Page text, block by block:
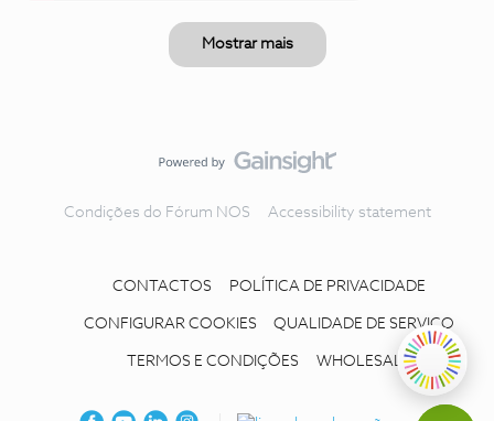
Mostrar mais
Condições do Fórum NOS Accessibility statement
CONTACTOS POLÍTICA DE PRIVACIDADE
CONFIGURAR COOKIES QUALIDADE DE SERVIÇO
TERMOS E CONDIÇÕES WHOLESALE